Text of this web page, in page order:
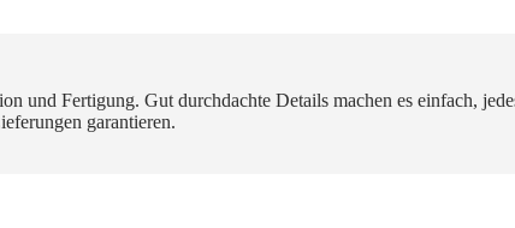
Fertigung. Gut durchdachte Details machen es einfach,
garantieren.